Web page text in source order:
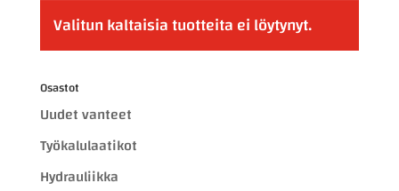
Valitun kaltaisia tuotteita ei löytynyt.
Osastot
Uudet vanteet
Työkalulaatikot
Hydrauliikka